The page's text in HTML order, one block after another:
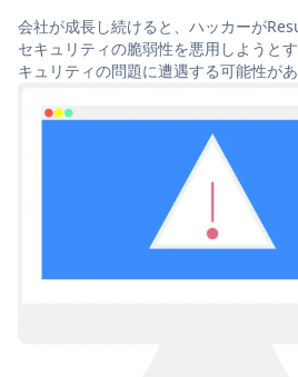
会社が成長し続けると、ハッカーが
セキュリティの脆弱性を悪用しようと
キュリティの問題に遭遇する可能性があ